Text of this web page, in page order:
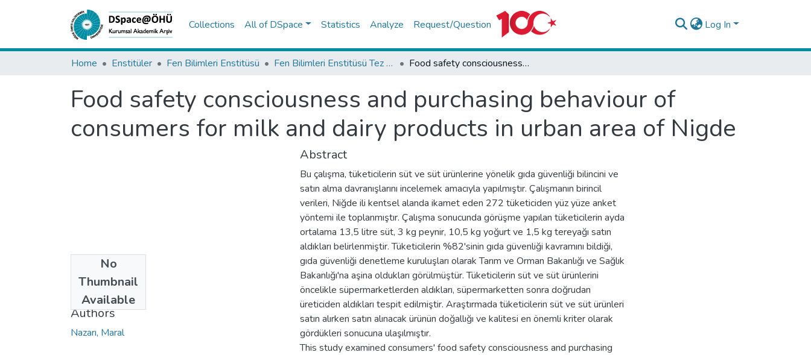
Collections All of DSpace Statistics Analyze Request/Question Log In
Home Enstitüler Fen Bilimleri Enstitüsü Fen Bilimleri Enstitüsü Tez Koleksiyonu Food safety consciousness and purchasing behaviour of consumers for milk and dairy products in urban area of Nigde
Food safety consciousness and purchasing behaviour of
consumers for milk and dairy products in urban area of Nigde
No
Thumbnail
Available
2022
Authors
Nazarı, Maral
Abstract
Bu çalışma, tüketicilerin süt ve süt ürünlerine yönelik gıda güvenliği bilincini ve
satın alma davranışlarını incelemek amacıyla yapılmıştır. Çalışmanın birincil
verileri, Niğde ili kentsel alanda ikamet eden 272 tüketiciden yüz yüze anket
yöntemi ile toplanmıştır. Çalışma sonucunda görüşme yapılan tüketicilerin ayda
ortalama 13,5 litre süt, 3 kg peynir, 10,5 kg yoğurt ve 1,5 kg tereyağı satın
aldıkları belirlenmiştir. Tüketicilerin %82'sinin gıda güvenliği kavramını bildiği,
gıda güvenliği denetleme kuruluşları olarak Tarım ve Orman Bakanlığı ve Sağlık
Bakanlığı'na aşina oldukları görülmüştür. Tüketicilerin süt ve süt ürünlerini
öncelikle süpermarketlerden aldıkları, süpermarketten sonra doğrudan
üreticiden aldıkları tespit edilmiştir. Araştırmada tüketicilerin süt ve süt ürünleri
satın alırken satın alınacak ürünün doğallığı ve kalitesi en önemli kriter olarak
gördükleri sonucuna ulaşılmıştır.
This study examined consumers' food safety consciousness and purchasing